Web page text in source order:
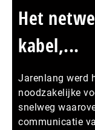
Het
kabel,...
Jarenlang werd
noodzakelijke
snelweg
communicatie